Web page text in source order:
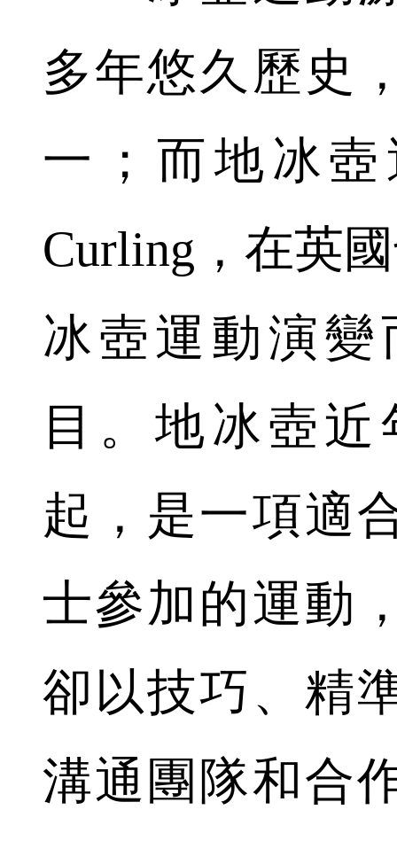
多年悠久歷史
一；而地冰
Curling，在英
冰壺運動演
目。地冰壺
起，是一項適
士參加的運動
卻以技巧、精
溝通團隊和合